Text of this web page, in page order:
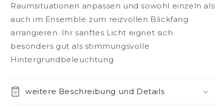
Raumsituationen anpassen und sowohl einzeln als
auch im Ensemble zum reizvollen Blickfang
arrangieren. Ihr sanftes Licht eignet sich
besonders gut als stimmungsvolle
Hintergrundbeleuchtung
weitere Beschreibung und Details